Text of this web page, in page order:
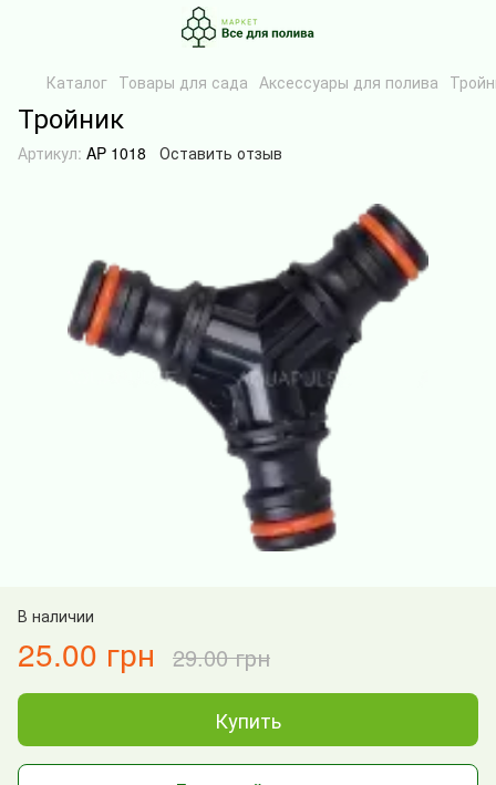
Каталог Товары для сада Аксессуары для полива
Тройник
Артикул: AP 1018 Оставить отзыв
В наличии
25.00 грн 29.00 грн
Купить